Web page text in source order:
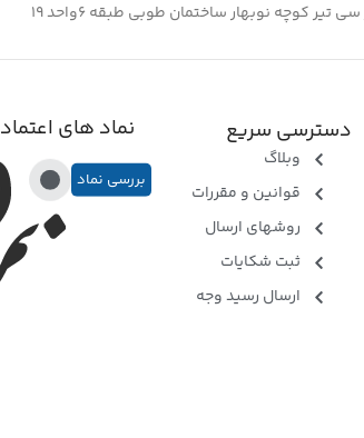
تیر کوچه نوبهار ساختمان طوبی طبقه ۶واحد ۱۹
دسترسی سریع
وبلاگ
قوانین و مقررات
روشهای ارسال
ثبت شکایات
ارسال رسید وجه
نماد های اعتماد
بررسی نماد